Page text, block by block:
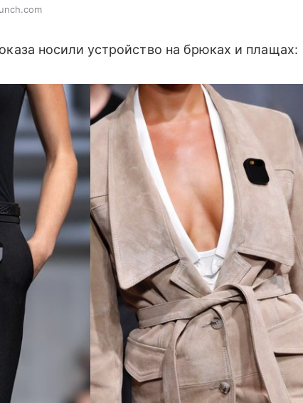
носили устройство на брюках и плащах: